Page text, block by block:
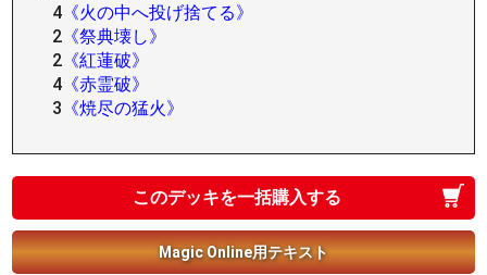
4 《火の中へ投げ捨てる》
2 《祭典壊し》
2 《紅蓮破》
4 《赤霊破》
3 《焼尽の猛火》
このデッキを一括購入する
Magic Online用テキスト